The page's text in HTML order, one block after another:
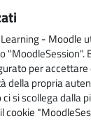
- Moodle
"MoodleSession".
per
della propria
ci si scollega dalla
cookie